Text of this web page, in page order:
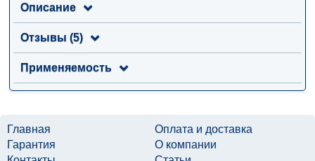
Описание
Отзывы (5)
Применяемость
Главная
Оплата и доставка
Гарантия
О компании